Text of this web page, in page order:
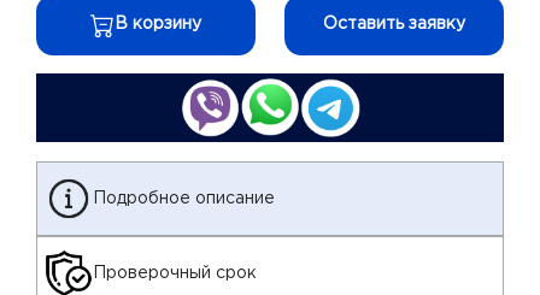
В корзину Оставить заявку
Подробное описание
Проверочный срок